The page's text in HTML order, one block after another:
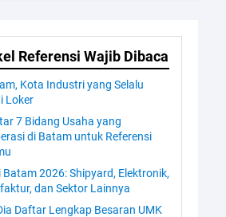
Referensi Wajib Dibaca
Kota Industri yang Selalu
Loker
7 Bidang Usaha yang
di Batam untuk Referensi
Batam 2026: Shipyard, Elektronik,
dan Sektor Lainnya
Daftar Lengkap Besaran UMK